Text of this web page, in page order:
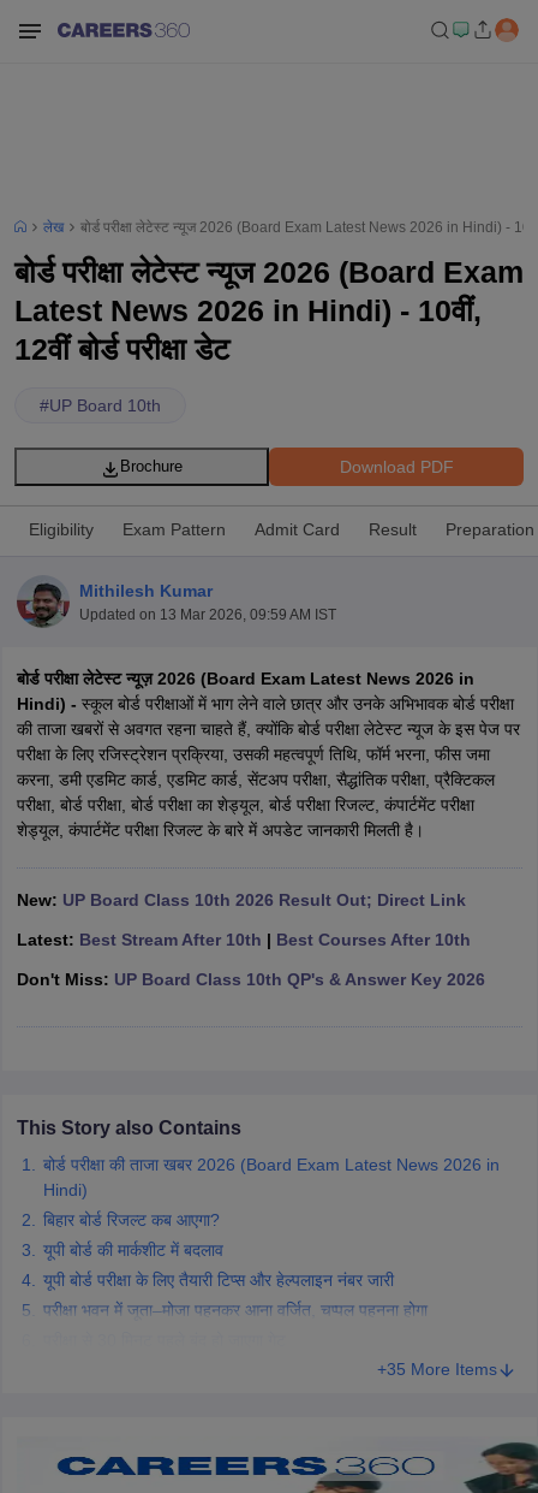
Time Table 2026
12th Supplementary Result 2026TN 11th Arrear Result 2026TN
Marksheet 2026CBSE Second Board Result 2026 Roll Number
HS Result 2026CBSE Class 12 Result Link 2026Punjab
CBSE 10th Science Question Paper 2026 Second ExamCBSE 10th
Question Paper 2026TS Inter Supplementary Question
ExamMP Board 12thUK Board 12thGoa Board HSSCPSEB 12th
Public School AdmissionsNavyug School AdmissionMGGS School
Schools in PunjabSchools in Bihar
Medium Schools in India Gujarati Medium Schools in India
HBSE 12th SyllabusHPBOSE 12th SyllabusNBSE HSSLC
for Class 10Syllabus for Class 11
2026
Knowledge OlympiadHBCSE Mathematical OlympiadView All
लेख बोर्ड परीक्षा लेटेस्ट न्यूज 2026 (Board Exam Latest News 2026 in Hindi) - 10वीं,
बोर्ड परीक्षा लेटेस्ट न्यूज 2026 (Board Exam
Latest News 2026 in Hindi) - 10वीं,
12वीं बोर्ड परीक्षा डेट
#UP Board 10th
Download PDF
Brochure
Eligibility Exam Pattern Admit Card Result Preparation
Mithilesh Kumar
Updated on 13 Mar 2026, 09:59 AM IST
बोर्ड परीक्षा लेटेस्ट न्यूज़ 2026 (Board Exam Latest News 2026 in
Hindi) - स्कूल बोर्ड परीक्षाओं में भाग लेने वाले छात्र और उनके अभिभावक बोर्ड परीक्षा
की ताजा खबरों से अवगत रहना चाहते हैं, क्योंकि बोर्ड परीक्षा लेटेस्ट न्यूज के इस पेज पर
परीक्षा के लिए रजिस्ट्रेशन प्रक्रिया, उसकी महत्वपूर्ण तिथि, फॉर्म भरना, फीस जमा
करना, डमी एडमिट कार्ड, एडमिट कार्ड, सेंटअप परीक्षा, सैद्धांतिक परीक्षा, प्रैक्टिकल
परीक्षा, बोर्ड परीक्षा, बोर्ड परीक्षा का शेड्यूल, बोर्ड परीक्षा रिजल्ट, कंपार्टमेंट परीक्षा
शेड्यूल, कंपार्टमेंट परीक्षा रिजल्ट के बारे में अपडेट जानकारी मिलती है।
New: UP Board Class 10th 2026 Result Out; Direct Link
Latest: Best Stream After 10th | Best Courses After 10th
Don't Miss: UP Board Class 10th QP's & Answer Key 2026
This Story also Contains
बोर्ड परीक्षा की ताजा खबर 2026 (Board Exam Latest News 2026 in
Hindi)
बिहार बोर्ड रिजल्ट कब आएगा?
यूपी बोर्ड की मार्कशीट में बदलाव
यूपी बोर्ड परीक्षा के लिए तैयारी टिप्स और हेल्पलाइन नंबर जारी
परीक्षा भवन में जूता–मोजा पहनकर आना वर्जित, चप्पल पहनना होगा
+35 More Items